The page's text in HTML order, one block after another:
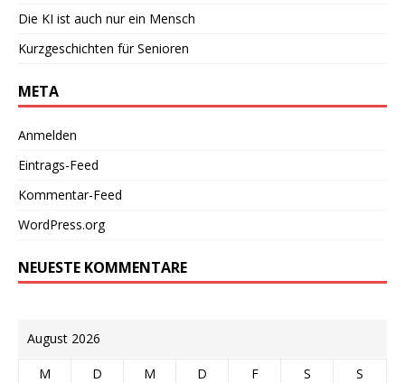
Die KI ist auch nur ein Mensch
Kurzgeschichten für Senioren
META
Anmelden
Eintrags-Feed
Kommentar-Feed
WordPress.org
NEUESTE KOMMENTARE
August 2026
M D M D F S
S